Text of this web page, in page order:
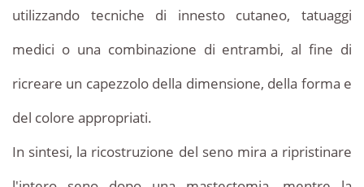
utilizzando tecniche di innesto cutaneo, tatuaggi
medici o una combinazione di entrambi, al fine di
ricreare un capezzolo della dimensione, della forma e
del colore appropriati.
In sintesi, la ricostruzione del seno mira a ripristinare